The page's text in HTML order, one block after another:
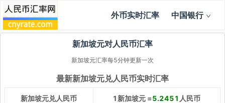
外币实时汇率 中国银行
新加坡元对人民币汇率
新加坡元汇率每5分钟更新一次
最新新加坡元兑人民币实时汇率
新加坡元兑人民币 1新加坡元 =5.2451 人民币